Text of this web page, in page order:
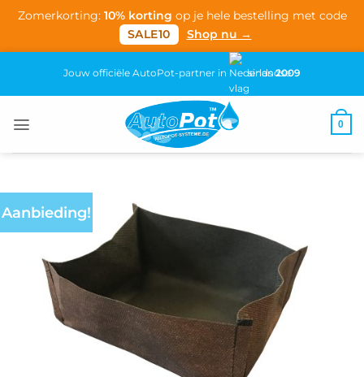
Zomerkorting: 10% korting op je hele bestelling met code
SALE10
Shop nu →
inhoud
Jouw officiële AutoPot-partner in sinds2009
0
Aanbieding!